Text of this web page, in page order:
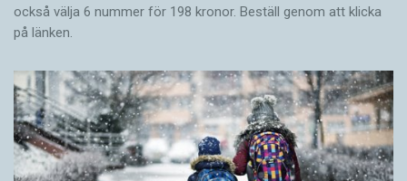
också välja 6 nummer för 198 kronor. Beställ genom att klicka
på länken.